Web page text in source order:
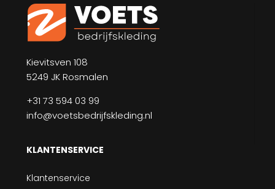
Kievitsven 108
5249 JK Rosmalen
+31 73 594 03 99
info@voetsbedrijfskleding.nl
KLANTENSERVICE
Klantenservice